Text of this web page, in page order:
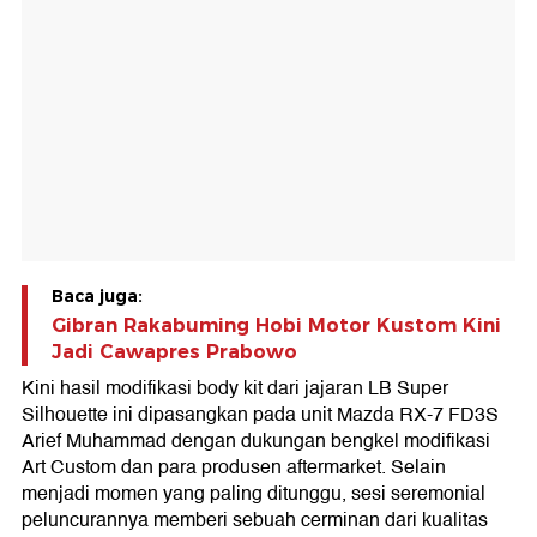
Baca juga:
Gibran Rakabuming Hobi Motor Kustom Kini
Jadi Cawapres Prabowo
Kini hasil modifikasi body kit dari jajaran LB Super
Silhouette ini dipasangkan pada unit Mazda RX-7 FD3S
Arief Muhammad dengan dukungan bengkel modifikasi
Art Custom dan para produsen aftermarket. Selain
menjadi momen yang paling ditunggu, sesi seremonial
peluncurannya memberi sebuah cerminan dari kualitas